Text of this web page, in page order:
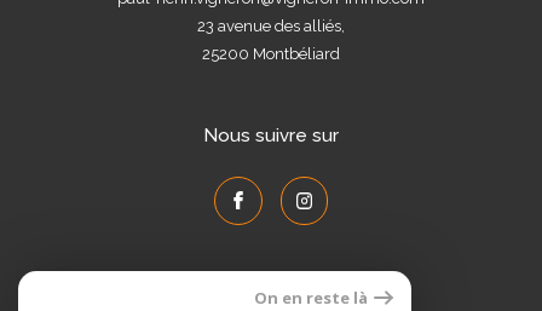
23 avenue des alliés,
25200
Montbéliard
Nous suivre sur
On en reste là